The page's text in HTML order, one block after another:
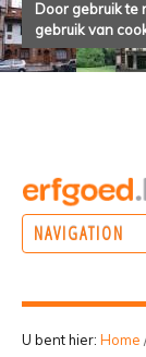
Door gebruik te
gebruik van
NAVIGATION
U bent hier: Home